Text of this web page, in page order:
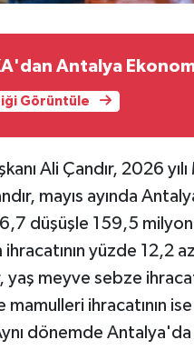
Antalya
Görüntüle
Ali Çandır, 2026 yılı
mayıs ayında
6,7 düşüşle 159,5
ihracatının yüzde 12,2
meyve sebze
ihracatının
dönemde Antalya'da